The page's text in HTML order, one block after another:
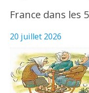
France dans les
20 juillet 2026